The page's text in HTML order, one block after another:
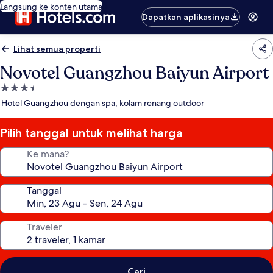
Langsung ke konten utama
Dapatkan aplikasinya
Lihat semua properti
Novotel Guangzhou Baiyun Airport
Properti
bintang
Hotel Guangzhou dengan spa, kolam renang outdoor
Pilih tanggal untuk melihat harga
Ke mana?
Tanggal
Traveler